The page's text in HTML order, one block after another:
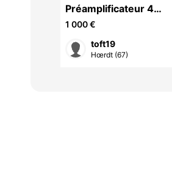
Préamplificateur 4
canaux Universal Audio
4-710D Twin-Finity
1 000 €
toft19
Hœrdt (67)